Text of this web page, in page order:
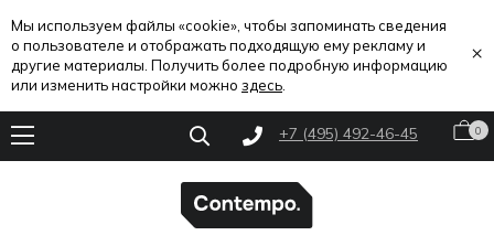
Мы используем файлы «cookie», чтобы запоминать сведения
о пользователе и отображать подходящую ему рекламу и
другие материалы. Получить более подробную информацию
или изменить настройки можно здесь
×
+7 (495) 492-46-45 0